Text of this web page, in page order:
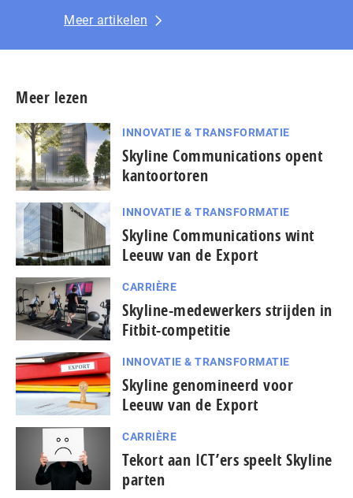
Meer artikelen
Meer lezen
INNOVATIE & TRANSFORMATIE
Skyline Communications opent
kantoortoren
INNOVATIE & TRANSFORMATIE
Skyline Communications wint
Leeuw van de Export
CARRIÈRE
Skyline-medewerkers strijden in
Fitbit-competitie
INNOVATIE & TRANSFORMATIE
Skyline genomineerd voor
Leeuw van de Export
CARRIÈRE
Tekort aan ICT’ers speelt Skyline
parten